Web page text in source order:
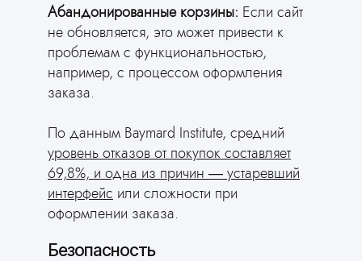
Абандонированные корзины: Если сайт
не обновляется, это может привести к
проблемам с функциональностью,
например, с процессом оформления
заказа.
По данным Baymard Institute, средний
уровень отказов от покупок составляет
69,8%, и одна из причин — устаревший
интерфейс или сложности при
оформлении заказа.
Безопасность